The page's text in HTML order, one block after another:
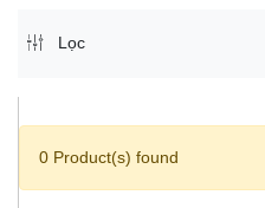
Lọc
0 Product(s) found